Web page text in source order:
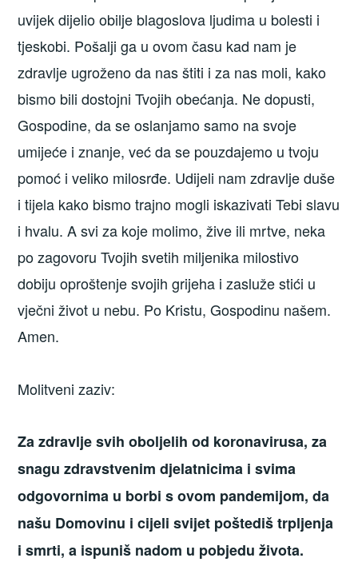
uvijek dijelio obilje blagoslova ljudima u bolesti i
tjeskobi. Pošalji ga u ovom času kad nam je
zdravlje ugroženo da nas štiti i za nas moli, kako
bismo bili dostojni Tvojih obećanja. Ne dopusti,
Gospodine, da se oslanjamo samo na svoje
umijeće i znanje, već da se pouzdajemo u tvoju
pomoć i veliko milosrđe. Udijeli nam zdravlje duše
i tijela kako bismo trajno mogli iskazivati Tebi slavu
i hvalu. A svi za koje molimo, žive ili mrtve, neka
po zagovoru Tvojih svetih miljenika milostivo
dobiju oproštenje svojih grijeha i zasluže stići u
vječni život u nebu. Po Kristu, Gospodinu našem.
Amen.
Molitveni zaziv:
Za zdravlje svih oboljelih od koronavirusa, za
snagu zdravstvenim djelatnicima i svima
odgovornima u borbi s ovom pandemijom, da
našu Domovinu i cijeli svijet poštediš trpljenja
i smrti, a ispuniš nadom u pobjedu života.